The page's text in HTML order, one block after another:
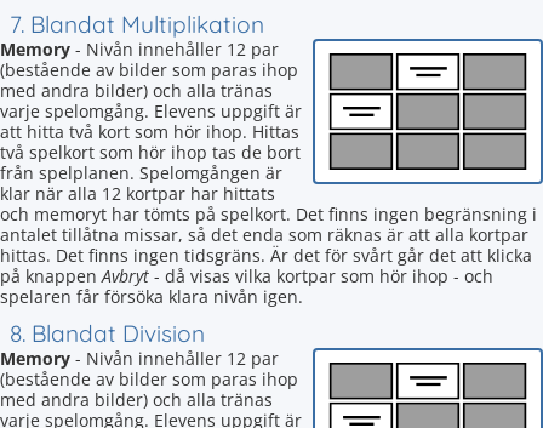
7. Blandat Multiplikation
Memory - Nivån innehåller 12 par
(bestående av bilder som paras ihop
med andra bilder) och alla tränas
varje spelomgång. Elevens uppgift är
att hitta två kort som hör ihop. Hittas
två spelkort som hör ihop tas de bort
från spelplanen. Spelomgången är
klar när alla 12 kortpar har hittats
och memoryt har tömts på spelkort. Det finns ingen begränsning i
antalet tillåtna missar, så det enda som räknas är att alla kortpar
hittas. Det finns ingen tidsgräns. Är det för svårt går det att klicka
på knappenAvbryt - då visas vilka kortpar som hör ihop - och
spelaren får försöka klara nivån igen.
8. Blandat Division
Memory - Nivån innehåller 12 par
(bestående av bilder som paras ihop
med andra bilder) och alla tränas
varje spelomgång. Elevens uppgift är